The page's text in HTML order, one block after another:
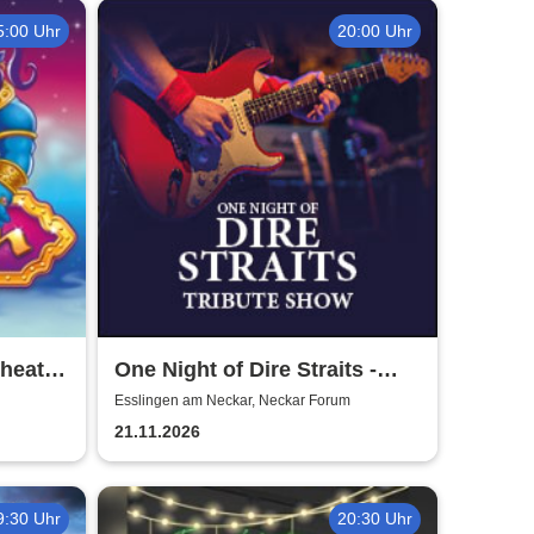
Uhr 20:00 Uhr
One Night of Dire Straits -
Tribute Show
Esslingen am Neckar, Neckar Forum
21.11.2026
Uhr 20:30 Uhr